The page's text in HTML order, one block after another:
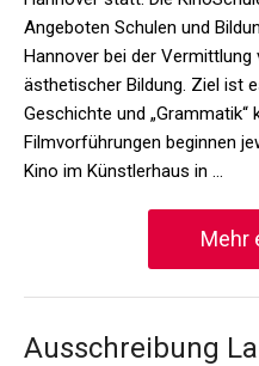
Angeboten Schulen und
Hannover bei der Vermittlung
ästhetischer Bildung. Ziel ist
Geschichte und „Grammatik“
Filmvorführungen beginnen
Kino im Künstlerhaus in …
Mehr
Ausschreibung